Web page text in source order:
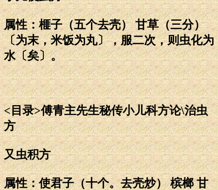
属性：榧子（五个去壳） 甘草（三分）
〔为末，米饭为丸〕，服二次，则虫化为
水〔矣〕。
<目录>傅青主先生秘传小儿科方论\治虫
方
又虫积方
属性：使君子（十个。去壳炒） 槟榔 甘